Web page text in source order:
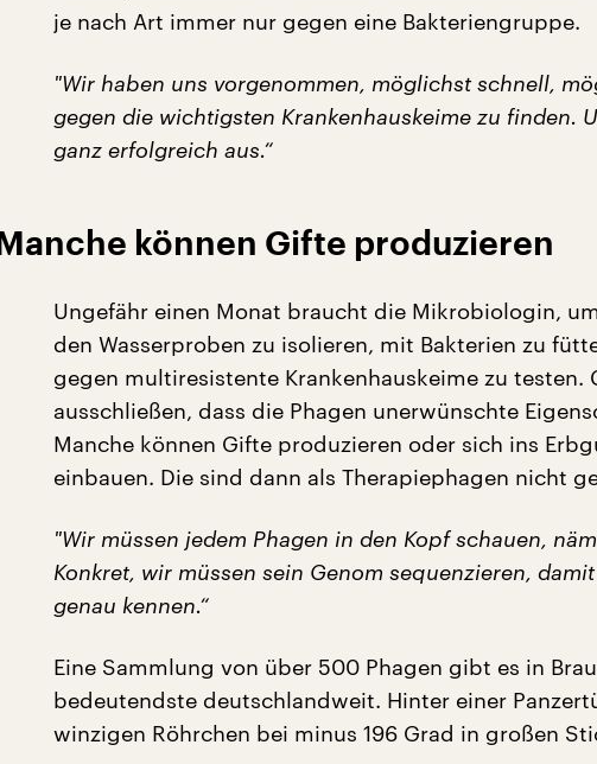
je nach Art immer nur gegen eine Bakteriengruppe.
"Wir haben uns vorgenommen, möglichst schnell,
gegen die wichtigsten Krankenhauskeime zu finden.
ganz erfolgreich aus.“
Manche können Gifte produzieren
Ungefähr einen Monat braucht die Mikrobiologin,
den Wasserproben zu isolieren, mit Bakterien zu
gegen multiresistente Krankenhauskeime zu testen.
ausschließen, dass die Phagen unerwünschte
Manche können Gifte produzieren oder sich ins
einbauen. Die sind dann als Therapiephagen nicht
"Wir müssen jedem Phagen in den Kopf schauen,
Konkret, wir müssen sein Genom sequenzieren,
genau kennen.“
Eine Sammlung von über 500 Phagen gibt es in
bedeutendste deutschlandweit. Hinter einer
winzigen Röhrchen bei minus 196 Grad in großen